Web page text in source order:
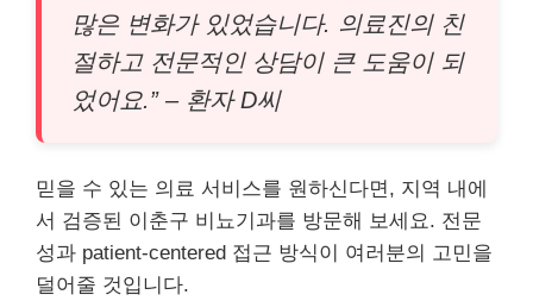
많은 변화가 있었습니다. 의료진의 친
절하고 전문적인 상담이 큰 도움이 되
었어요.” – 환자 D씨
믿을 수 있는 의료 서비스를 원하신다면, 지역 내에
서 검증된 이춘구 비뇨기과를 방문해 보세요. 전문
성과 patient-centered 접근 방식이 여러분의 고민을
덜어줄 것입니다.